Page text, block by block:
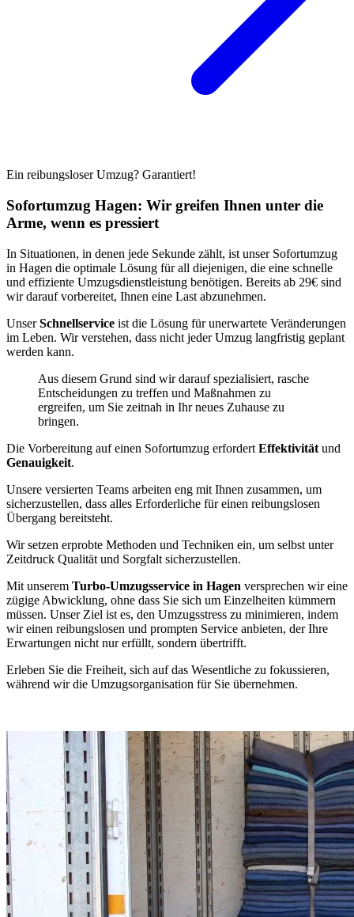
Ein reibungsloser Umzug? Garantiert!
Sofortumzug Hagen: Wir greifen Ihnen unter die
Arme, wenn es pressiert
In Situationen, in denen jede Sekunde zählt, ist unser Sofortumzug
in Hagen die optimale Lösung für all diejenigen, die eine schnelle
und effiziente Umzugsdienstleistung benötigen. Bereits ab 29€ sind
wir darauf vorbereitet, Ihnen eine Last abzunehmen.
UnserSchnellservice ist die Lösung für unerwartete Veränderungen
im Leben. Wir verstehen, dass nicht jeder Umzug langfristig geplant
werden kann.
Aus diesem Grund sind wir darauf spezialisiert, rasche
Entscheidungen zu treffen und Maßnahmen zu
ergreifen, um Sie zeitnah in Ihr neues Zuhause zu
bringen.
Die Vorbereitung auf einen Sofortumzug erfordert Effektivität und
Genauigkeit.
Unsere versierten Teams arbeiten eng mit Ihnen zusammen, um
sicherzustellen, dass alles Erforderliche für einen reibungslosen
Übergang bereitsteht.
Wir setzen erprobte Methoden und Techniken ein, um selbst unter
Zeitdruck Qualität und Sorgfalt sicherzustellen.
Mit unserem Turbo-Umzugsservice in Hagen versprechen wir eine
zügige Abwicklung, ohne dass Sie sich um Einzelheiten kümmern
müssen. Unser Ziel ist es, den Umzugsstress zu minimieren, indem
wir einen reibungslosen und prompten Service anbieten, der Ihre
Erwartungen nicht nur erfüllt, sondern übertrifft.
Erleben Sie die Freiheit, sich auf das Wesentliche zu fokussieren,
während wir die Umzugsorganisation für Sie übernehmen.